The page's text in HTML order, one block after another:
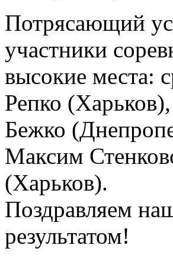
Потрясающий
участники
высокие места:
Репко
Бежко
Максим
(Харьков).
Поздравляем
результатом!